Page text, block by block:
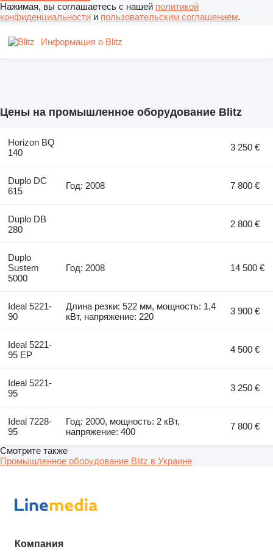
Нажимая, вы соглашаетесь с нашей политикой
конфиденциальности и пользовательским соглашением.
Информация о Blitz
Цены на промышленное оборудование Blitz
Horizon BQ
140
3 250 €
Duplo DC
615
Год: 2008 7 800 €
Duplo DB
280
2 800 €
Duplo
Sustem
5000
Год: 2008 14 500 €
Ideal 5221-
90
Длина резки: 522 мм, мощность: 1,4
кВт, напряжение: 220
3 900 €
Ideal 5221-
95 EP
4 500 €
Ideal 5221-
95
3 250 €
Ideal 7228-
95
Год: 2000, мощность: 2 кВт,
напряжение: 400
7 800 €
Смотрите также
Промышленное оборудование Blitz в Украине
Компания